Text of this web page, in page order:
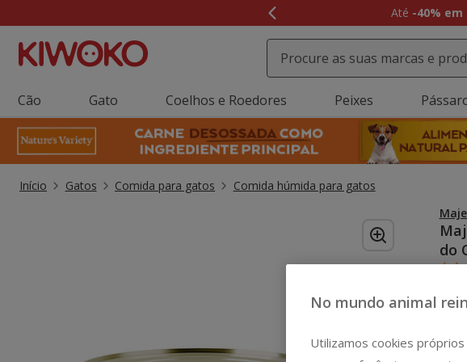
de
3,
mensagem,
Até -40%
Cão Gato Coelhos e Roedores Peixes
Início Gatos Comida para gatos
Comida húmida para gatos
do
No mundo animal
Utilizamos cookies